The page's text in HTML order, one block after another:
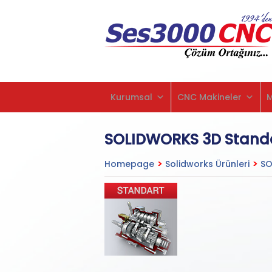
Kurumsal
CNC Makineler
SOLIDWORKS 3D
Homepage > Solidworks Ürünleri >